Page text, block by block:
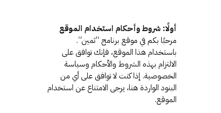
أولًا: شروط وأحكام استخدام الموقع
مرحبًا بكم في موقع برنامج “ثمين”.
باستخدام هذا الموقع، فإنك توافق على
الالتزام بهذه الشروط والأحكام وسياسة
الخصوصية. إذا كنت لا توافق على أي من
البنود الواردة هنا، يرجى الامتناع عن استخدام
الموقع.